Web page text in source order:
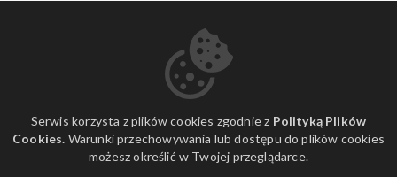
Serwis korzysta z plików cookies zgodnie z Polityką Plików
Cookies. Warunki przechowywania lub dostępu do plików cookies
możesz określić w Twojej przeglądarce.
Płytki szare do salonu i sypialni
Płytki zielone do salonu i sypialni
Płytki beżowe do holu i
przedpokoju
Płytki białe do holu i
przedpokoju
Płytki brązowe do holu i
przedpokoju
Płytki szare do holu i